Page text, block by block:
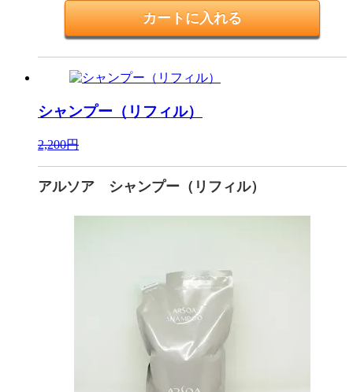
シャンプー（リフィル）
2,200円
アルソア シャンプー（リフィル）